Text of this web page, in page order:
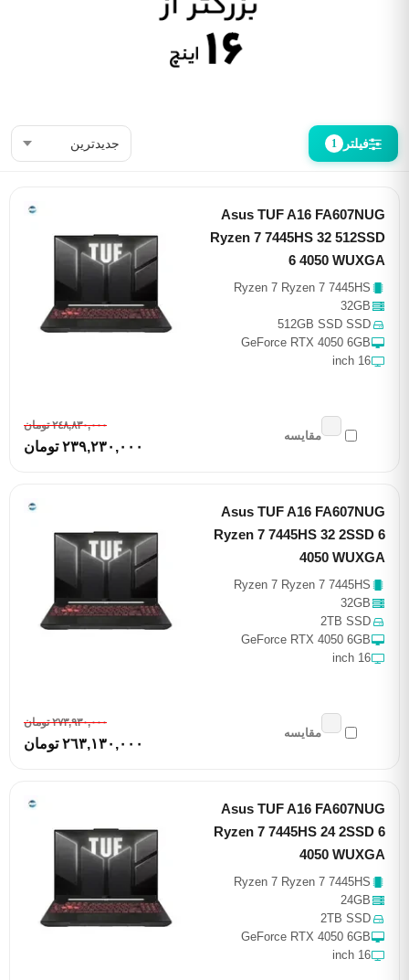
فیلتر 1
Asus TUF A16 FA607NUG
Ryzen 7 7445HS 32 512SSD
6 4050 WUXGA
Ryzen 7 Ryzen 7 7445HS
32GB
512GB SSD SSD
GeForce RTX 4050 6GB
16 inch
٢٤٨,٨٣٠,٠٠٠ تومان
٢٣٩,٢٣٠,٠٠٠ تومان
مقایسه
Asus TUF A16 FA607NUG
Ryzen 7 7445HS 32 2SSD 6
4050 WUXGA
Ryzen 7 Ryzen 7 7445HS
32GB
2TB SSD
GeForce RTX 4050 6GB
16 inch
٢٧٣,٩٣٠,٠٠٠ تومان
٢٦٣,١٣٠,٠٠٠ تومان
مقایسه
Asus TUF A16 FA607NUG
Ryzen 7 7445HS 24 2SSD 6
4050 WUXGA
Ryzen 7 Ryzen 7 7445HS
24GB
2TB SSD
GeForce RTX 4050 6GB
16 inch